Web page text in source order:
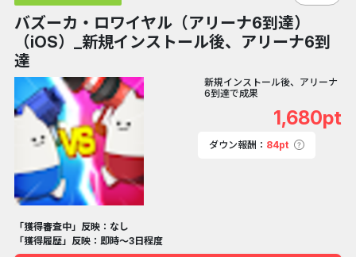
バズーカ・ロワイヤル（アリーナ6到達）
（iOS）_新規インストール後、アリーナ6到
達
新規インストール後、アリーナ
6到達で成果
1,680pt
ダウン報酬： 84pt
「獲得審査中」反映：なし
「獲得履歴」反映：即時～3日程度